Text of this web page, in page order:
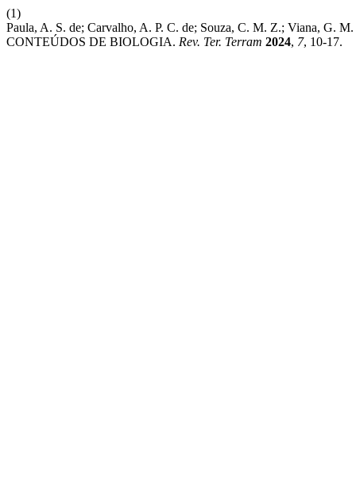
(1)
Paula, A. S. de; Carvalho, A. P. C. de; Souza, C. M. Z.; Viana,
CONTEÚDOS DE BIOLOGIA. Rev. Ter. Terram 2024, 7, 10-17.